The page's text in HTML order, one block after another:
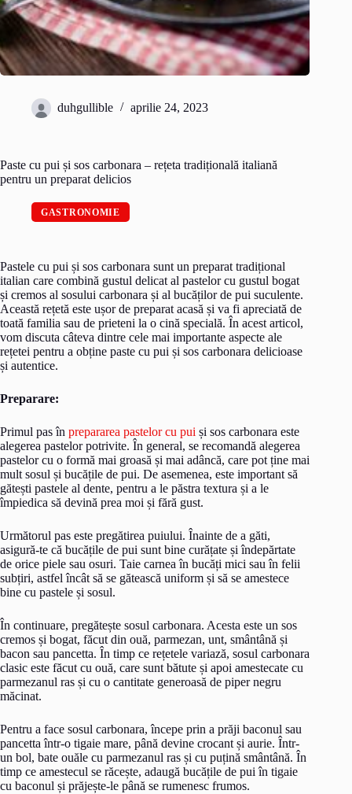
duhgullible aprilie 24, 2023
Paste cu pui și sos carbonara – rețeta tradițională italiană
pentru un preparat delicios
GASTRONOMIE
Pastele cu pui și sos carbonara sunt un preparat tradițional
italian care combină gustul delicat al pastelor cu gustul bogat
și cremos al sosului carbonara și al bucăților de pui suculente.
Această rețetă este ușor de preparat acasă și va fi apreciată de
toată familia sau de prieteni la o cină specială. În acest articol,
vom discuta câteva dintre cele mai importante aspecte ale
rețetei pentru a obține paste cu pui și sos carbonara delicioase
și autentice.
Preparare:
Primul pas în prepararea pastelor cu pui și sos carbonara este
alegerea pastelor potrivite. În general, se recomandă alegerea
pastelor cu o formă mai groasă și mai adâncă, care pot ține mai
mult sosul și bucățile de pui. De asemenea, este important să
gătești pastele al dente, pentru a le păstra textura și a le
împiedica să devină prea moi și fără gust.
Următorul pas este pregătirea puiului. Înainte de a găti,
asigură-te că bucățile de pui sunt bine curățate și îndepărtate
de orice piele sau osuri. Taie carnea în bucăți mici sau în felii
subțiri, astfel încât să se gătească uniform și să se amestece
bine cu pastele și sosul.
În continuare, pregătește sosul carbonara. Acesta este un sos
cremos și bogat, făcut din ouă, parmezan, unt, smântână și
bacon sau pancetta. În timp ce rețetele variază, sosul carbonara
clasic este făcut cu ouă, care sunt bătute și apoi amestecate cu
parmezanul ras și cu o cantitate generoasă de piper negru
măcinat.
Pentru a face sosul carbonara, începe prin a prăji baconul sau
pancetta într-o tigaie mare, până devine crocant și aurie. Într-
un bol, bate ouăle cu parmezanul ras și cu puțină smântână. În
timp ce amestecul se răcește, adaugă bucățile de pui în tigaie
cu baconul și prăjește-le până se rumenesc frumos.